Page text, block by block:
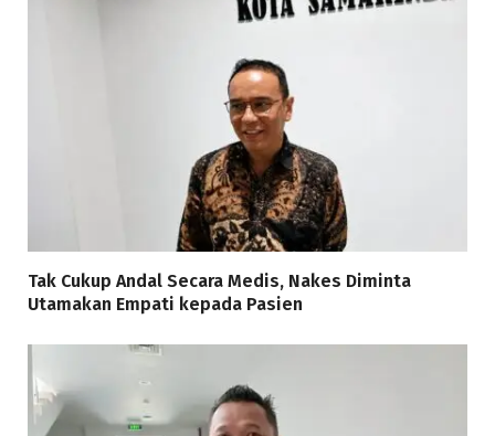
Tak Cukup Andal Secara Medis, Nakes Diminta
Utamakan Empati kepada Pasien